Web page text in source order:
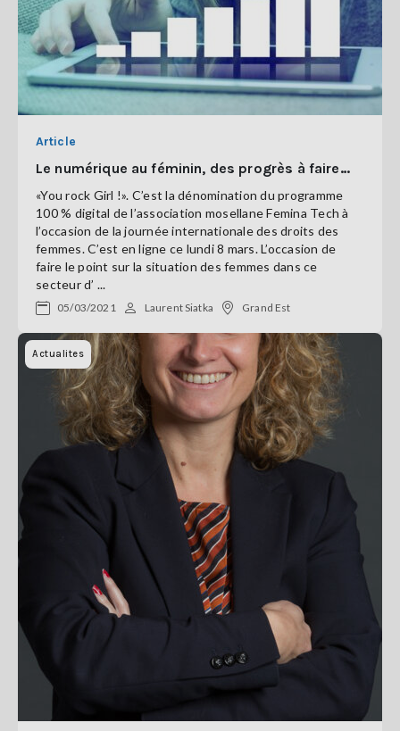
Article
Le numérique au féminin, des progrès à faire…
«You rock Girl !». C’est la dénomination du programme
100 % digital de l’association mosellane Femina Tech à
l’occasion de la journée internationale des droits des
femmes. C’est en ligne ce lundi 8 mars. L’occasion de
faire le point sur la situation des femmes dans ce
secteur d’ ...
05/03/2021 Laurent Siatka Grand Est
Actualites